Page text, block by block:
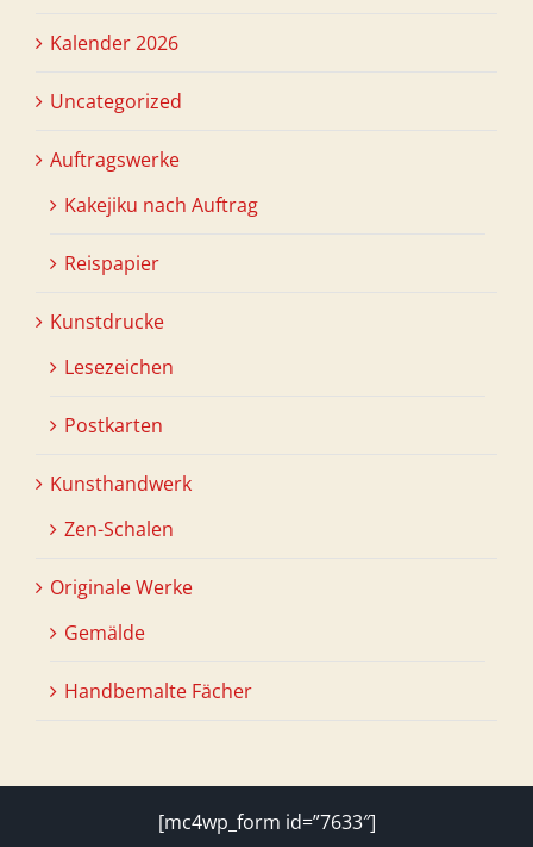
Kalender 2026
Uncategorized
Auftragswerke
Kakejiku nach Auftrag
Reispapier
Kunstdrucke
Lesezeichen
Postkarten
Kunsthandwerk
Zen-Schalen
Originale Werke
Gemälde
Handbemalte Fächer
[mc4wp_form id=”7633″]